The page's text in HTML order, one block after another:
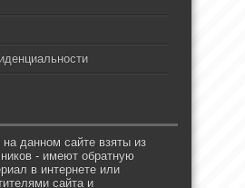
данном сайте взяты из
- имеют обратную
в интернете или
сайта и